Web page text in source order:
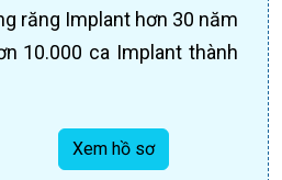
răng Implant hơn 30 năm
10.000 ca Implant thành
Xem hồ sơ